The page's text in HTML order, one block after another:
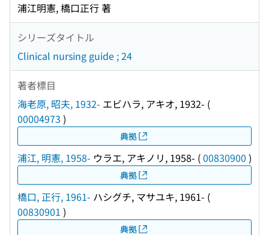
浦江明憲, 橋口正行 著
シリーズタイトル
Clinical nursing guide ; 24
著者標目
海老原, 昭夫, 1932- エビハラ, アキオ, 1932- (
00004973 )
典拠
浦江, 明憲, 1958- ウラエ, アキノリ, 1958- (00830900 )
典拠
橋口, 正行, 1961- ハシグチ, マサユキ, 1961- (
00830901 )
典拠